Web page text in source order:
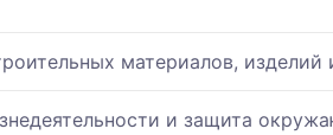
материалов, изделий
и защита